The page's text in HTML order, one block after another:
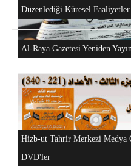
Hizb-ut Tahrir Kimdir?